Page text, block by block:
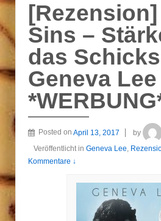
Sins –
das
Geneva Lee
Posted on April 13, 2017 by
Veröffentlicht in Geneva Lee,
Kommentare ↓